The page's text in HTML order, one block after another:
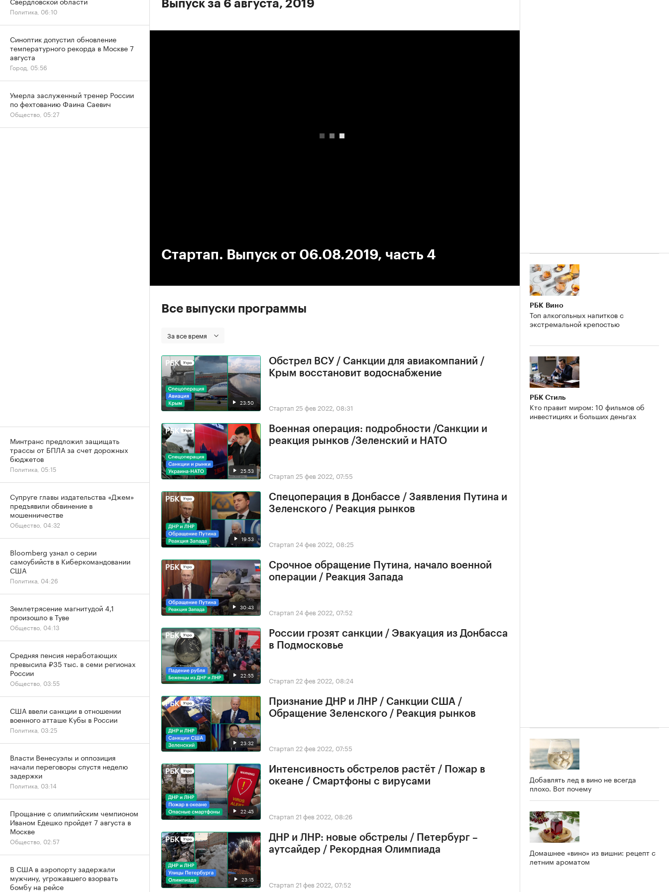
Выпуск за 6 августа, 2019
Стартап. Выпуск от 06.08.2019, часть 4
Все выпуски программы
За все время
23:50
Обстрел ВСУ / Санкции для авиакомпаний /
Крым восстановит водоснабжение
Стартап 25 фев 2022, 08:31
25:53
Военная операция: подробности /Санкции и
реакция рынков /Зеленский и НАТО
Стартап 25 фев 2022, 07:55
19:53
Спецоперация в Донбассе / Заявления Путина и
Зеленского / Реакция рынков
Стартап 24 фев 2022, 08:25
30:43
Срочное обращение Путина, начало военной
операции / Реакция Запада
Стартап 24 фев 2022, 07:52
22:55
России грозят санкции / Эвакуация из Донбасса
в Подмосковье
Стартап 22 фев 2022, 08:24
23:32
Признание ДНР и ЛНР / Санкции США /
Обращение Зеленского / Реакция рынков
Стартап 22 фев 2022, 07:55
22:45
Интенсивность обстрелов растёт / Пожар в
океане / Смартфоны с вирусами
Стартап 21 фев 2022, 08:26
23:15
ДНР и ЛНР: новые обстрелы / Петербург –
аутсайдер / Рекордная Олимпиада
Стартап 21 фев 2022, 07:52
РБК Вино
Топ алкогольных напитков с
экстремальной крепостью
РБК Стиль
Кто правит миром: 10 фильмов об
инвестициях и больших деньгах
Добавлять лед в вино не всегда
плохо. Вот почему
Домашнее «вино» из вишни: рецепт с
летним ароматом
Политика, 06:10
Синоптик допустил обновление
температурного рекорда в Москве 7
августа
Город, 05:56
Умерла заслуженный тренер России
по фехтованию Фаина Саевич
Общество, 05:27
Минтранс предложил защищать
трассы от БПЛА за счет дорожных
бюджетов
Политика, 05:15
Супруге главы издательства «Джем»
предъявили обвинение в
мошенничестве
Общество, 04:32
Bloomberg узнал о серии
самоубийств в Киберкомандовании
США
Политика, 04:26
Землетрясение магнитудой 4,1
произошло в Туве
Общество, 04:13
Средняя пенсия неработающих
превысила ₽35 тыс. в семи регионах
России
Общество, 03:55
США ввели санкции в отношении
военного атташе Кубы в России
Политика, 03:25
Власти Венесуэлы и оппозиция
начали переговоры спустя неделю
задержки
Политика, 03:14
Прощание с олимпийским чемпионом
Иваном Едешко пройдет 7 августа в
Москве
Общество, 02:57
В США в аэропорту задержали
мужчину, угрожавшего взорвать
бомбу на рейсе